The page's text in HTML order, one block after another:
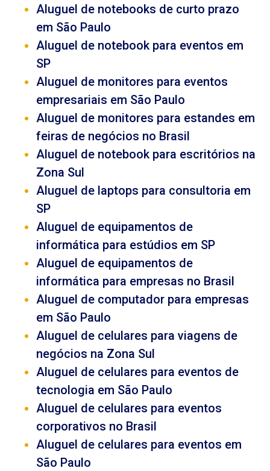
Aluguel de notebooks de curto prazo
em São Paulo
Aluguel de notebook para eventos em
SP
Aluguel de monitores para eventos
empresariais em São Paulo
Aluguel de monitores para estandes em
feiras de negócios no Brasil
Aluguel de notebook para escritórios na
Zona Sul
Aluguel de laptops para consultoria em
SP
Aluguel de equipamentos de
informática para estúdios em SP
Aluguel de equipamentos de
informática para empresas no Brasil
Aluguel de computador para empresas
em São Paulo
Aluguel de celulares para viagens de
negócios na Zona Sul
Aluguel de celulares para eventos de
tecnologia em São Paulo
Aluguel de celulares para eventos
corporativos no Brasil
Aluguel de celulares para eventos em
São Paulo